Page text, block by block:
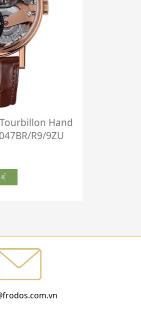
Hand
R9/9ZU